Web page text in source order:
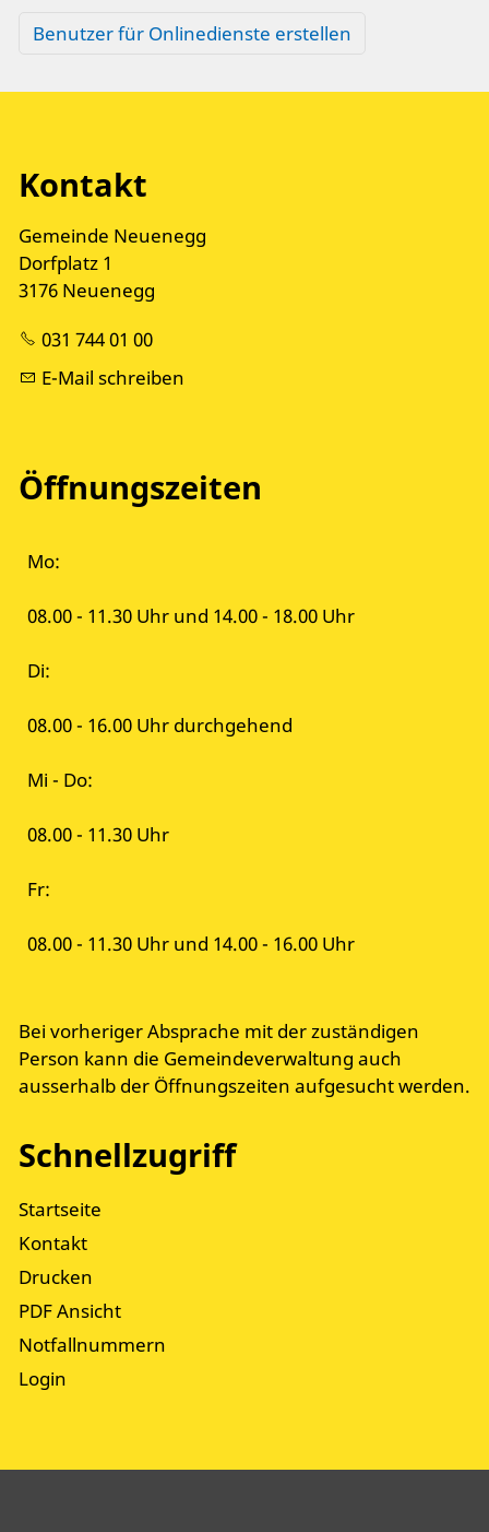
Benutzer für Onlinedienste erstellen
Kontakt
Gemeinde Neuenegg
Dorfplatz 1
3176 Neuenegg
031 744 01 00
E-Mail schreiben
Öffnungszeiten
Mo:
08.00 - 11.30 Uhr und 14.00 - 18.00 Uhr
Di:
08.00 - 16.00 Uhr durchgehend
Mi - Do:
08.00 - 11.30 Uhr
Fr:
08.00 - 11.30 Uhr und 14.00 - 16.00 Uhr
Bei vorheriger Absprache mit der zuständigen
Person kann die Gemeindeverwaltung auch
ausserhalb der Öffnungszeiten aufgesucht werden.
Schnellzugriff
Startseite
Kontakt
Drucken
PDF Ansicht
Notfallnummern
Login